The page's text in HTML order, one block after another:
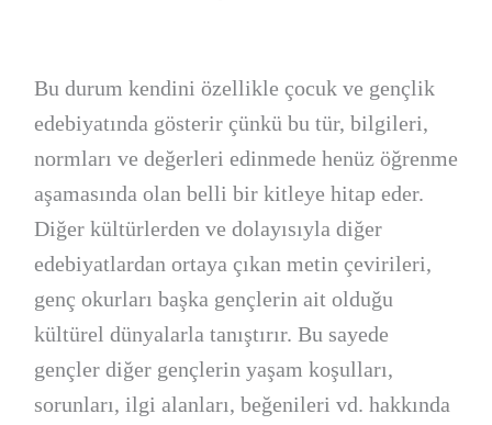
Bu durum kendini özellikle çocuk ve gençlik
edebiyatında gösterir çünkü bu tür, bilgileri,
normları ve değerleri edinmede henüz öğrenme
aşamasında olan belli bir kitleye hitap eder.
Diğer kültürlerden ve dolayısıyla diğer
edebiyatlardan ortaya çıkan metin çevirileri,
genç okurları başka gençlerin ait olduğu
kültürel dünyalarla tanıştırır. Bu sayede
gençler diğer gençlerin yaşam koşulları,
sorunları, ilgi alanları, beğenileri vd. hakkında